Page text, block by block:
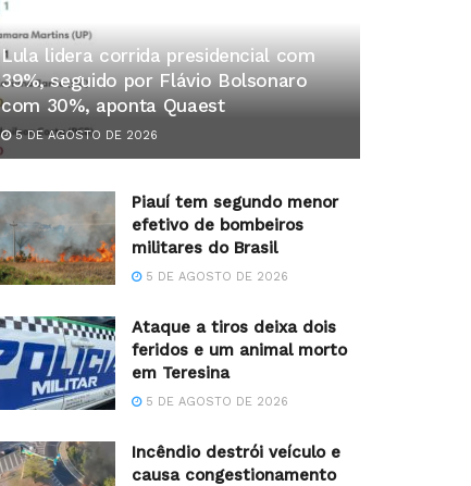
Lula lidera corrida presidencial com
39%, seguido por Flávio Bolsonaro
com 30%, aponta Quaest
5 DE AGOSTO DE 2026
Piauí tem segundo menor
efetivo de bombeiros
militares do Brasil
5 DE AGOSTO DE 2026
Ataque a tiros deixa dois
feridos e um animal morto
em Teresina
5 DE AGOSTO DE 2026
Incêndio destrói veículo e
causa congestionamento